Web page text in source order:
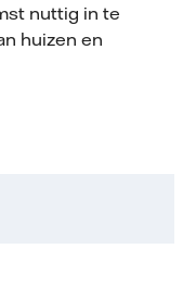
nuttig in te
huizen en